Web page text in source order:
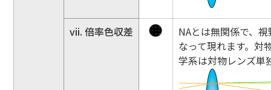
vii. 倍率色収差
NAとは無関係で、
なって現れます。対
学系は対物レンズ単